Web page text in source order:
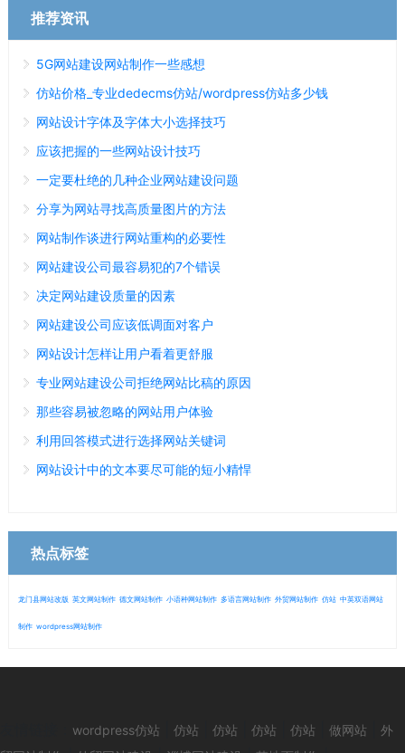
推荐资讯
5G网站建设网站制作一些感想
仿站价格_专业dedecms仿站/wordpress仿站多少钱
网站设计字体及字体大小选择技巧
应该把握的一些网站设计技巧
一定要杜绝的几种企业网站建设问题
分享为网站寻找高质量图片的方法
网站制作谈进行网站重构的必要性
网站建设公司最容易犯的7个错误
决定网站建设质量的因素
网站建设公司应该低调面对客户
网站设计怎样让用户看着更舒服
专业网站建设公司拒绝网站比稿的原因
那些容易被忽略的网站用户体验
利用回答模式进行选择网站关键词
网站设计中的文本要尽可能的短小精悍
热点标签
龙门县网站改版 英文网站制作 德文网站制作 小语种网站制作 多语言网站制作 外贸网站制作 仿站 中英双语网站
制作 wordpress网站制作
wordpress仿站 仿站 仿站 仿站 仿站 做网站
外